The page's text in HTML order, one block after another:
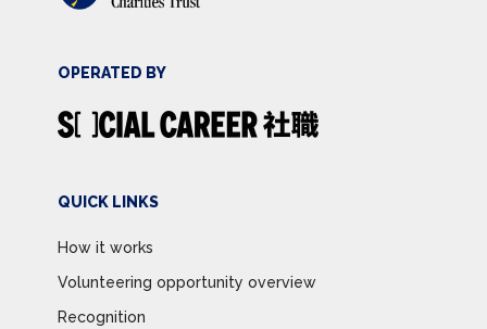
OPERATED BY
QUICK LINKS
How it works
Volunteering opportunity overview
Recognition